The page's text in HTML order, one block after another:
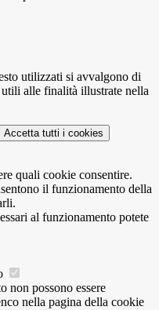
utilizzati si avvalgono di
alle finalità illustrate nella
Accetta tutti i cookies
quali cookie consentire.
il funzionamento della
al funzionamento potete
non possono essere
nella pagina della cookie